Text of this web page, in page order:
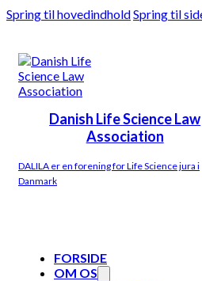
Spring til hovedindholdSpring til
Danish Life Science Law
Association
DALILA er en forening for Life Science jura i
Danmark
FORSIDE
OM OS